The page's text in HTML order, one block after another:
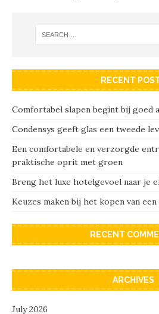
RECENT
Comfortabel slapen begint bij goed
Condensys geeft glas een tweede
Een comfortabele en verzorgde
praktische oprit met groen
Breng het luxe hotelgevoel naar je
Keuzes maken bij het kopen van
RECENT
ARCHIVES
July 2026